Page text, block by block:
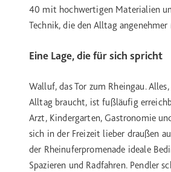
40 mit hochwertigen Materialien
Technik, die den Alltag angenehmer
Eine Lage, die für sich spricht
Walluf, das Tor zum Rheingau.
Alltag braucht, ist fußläufig
Arzt, Kindergarten, Gastronomie
sich in der Freizeit lieber draußen
der Rheinuferpromenade ideale
Spazieren und Radfahren. Pendler